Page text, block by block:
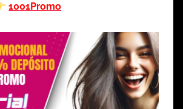
1001Promo